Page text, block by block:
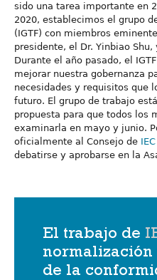
sido una tarea importante en
2020, establecimos el grupo
(IGTF) con miembros
presidente, el Dr. Yinbiao
Durante el año pasado, el
mejorar nuestra gobernanza
necesidades y requisitos que
futuro. El grupo de trabajo
propuesta para que todos los
examinarla en mayo y junio.
oficialmente al Consejo de IEC
debatirse y aprobarse en la
El trabajo de
normalización
de la